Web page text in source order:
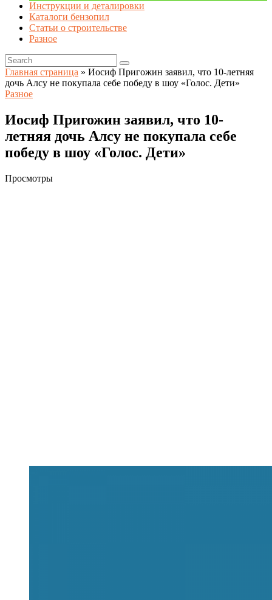
Инструкции и деталировки
Каталоги бензопил
Статьи о строительстве
Разное
Главная страница » Иосиф Пригожин заявил, что 10-летняя
дочь Алсу не покупала себе победу в шоу «Голос. Дети»
Разное
Иосиф Пригожин заявил, что 10-
летняя дочь Алсу не покупала себе
победу в шоу «Голос. Дети»
Просмотры